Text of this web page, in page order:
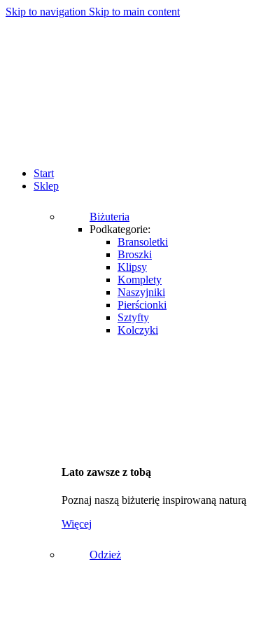
Skip to navigation Skip to main content
Start
Sklep
Biżuteria
Podkategorie:
Bransoletki
Broszki
Klipsy
Komplety
Naszyjniki
Pierścionki
Sztyfty
Kolczyki
Lato zawsze z tobą
Poznaj naszą biżuterię inspirowaną naturą
Więcej
Odzież